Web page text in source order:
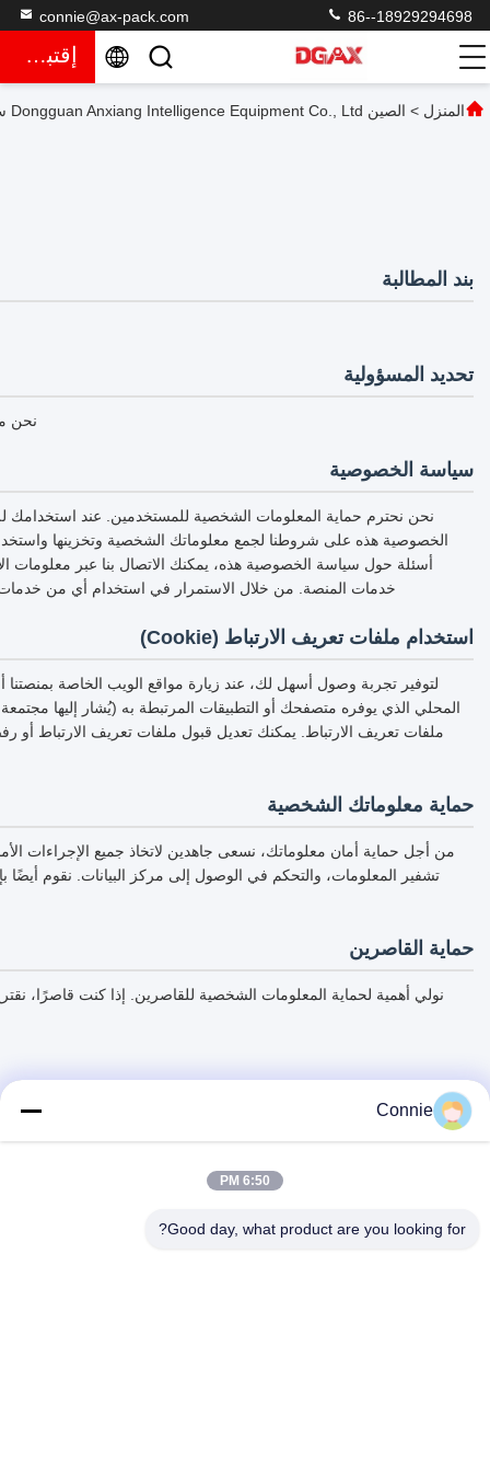
connie@ax-pack.com 86--18929294698
إقتباس
المنزل > الصين Dongguan Anxiang Intelligence Equipment Co., Ltd سياسة الخصوصية
بند المطالبة
تحديد المسؤولية
نحن
سياسة الخصوصية
نحن نحترم حماية المعلومات الشخصية للمستخدمين. عند استخدامك
الخصوصية هذه على شروطنا لجمع معلوماتك الشخصية وتخزينها
أسئلة حول سياسة الخصوصية هذه، يمكنك الاتصال بنا عبر
خدمات المنصة. من خلال الاستمرار في استخدام أي من خدمات
استخدام ملفات تعريف الارتباط (Cookie)
لتوفير تجربة وصول أسهل لك، عند زيارة مواقع الويب الخاصة
المحلي الذي يوفره متصفحك أو التطبيقات المرتبطة به (يُشار إليها
ملفات تعريف الارتباط. يمكنك تعديل قبول ملفات تعريف الارتباط
حماية معلوماتك الشخصية
تشفير المعلومات، والتحكم في الوصول إلى مركز البيانات. نقوم
حماية القاصرين
نولي أهمية لحماية المعلومات الشخصية للقاصرين. إذا كنت قاصرًا،
Connie
6:50 PM
Good day, what product are you looking for?